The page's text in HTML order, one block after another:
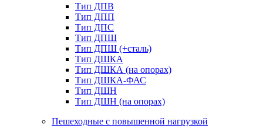
Тип ДПВ
Тип ДПП
Тип ДПС
Тип ДПШ
Тип ДПШ (+сталь)
Тип ДШКА
Тип ДШКА (на опорах)
Тип ДШКА-ФАС
Тип ДШН
Тип ДШН (на опорах)
Пешеходные с повышенной нагрузкой